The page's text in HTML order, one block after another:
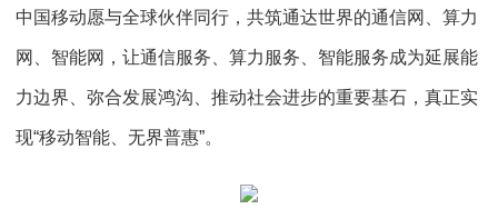
中国移动愿与全球伙伴同行，共筑通达世界的通信网、算力
网、智能网，让通信服务、算力服务、智能服务成为延展能
力边界、弥合发展鸿沟、推动社会进步的重要基石，真正实
现“移动智能、无界普惠”。